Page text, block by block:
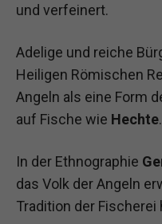
und verfeinert.
Adelige und reiche
Heiligen Römischen
Angeln als eine Form
auf Fische wie Hechte.
In der Ethnographie
das Volk der Angeln
Tradition der Fischerei